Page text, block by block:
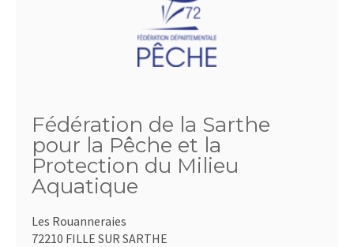
Fédération de la Sarthe
pour la Pêche et la
Protection du Milieu
Aquatique
Les Rouanneraies
72210 FILLE SUR SARTHE